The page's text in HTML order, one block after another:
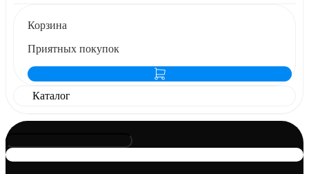
Корзина
Приятных покупок
Каталог